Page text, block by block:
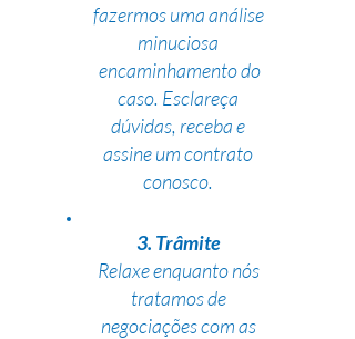
fazermos uma análise
minuciosa
encaminhamento do
caso. Esclareça
dúvidas, receba e
assine um contrato
conosco.
3. Trâmite
Relaxe enquanto nós
tratamos de
negociações com as